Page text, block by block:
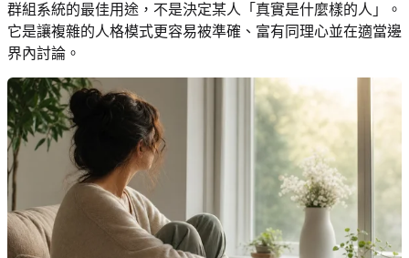
群組系統的最佳用途，不是決定某人「真實是什麼樣的人」。
它是讓複雜的人格模式更容易被準確、富有同理心並在適當邊
界內討論。